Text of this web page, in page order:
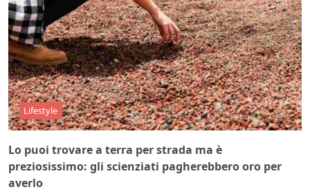
Lifestyle
Lo puoi trovare a terra per strada ma è
preziosissimo: gli scienziati pagherebbero oro per
averlo